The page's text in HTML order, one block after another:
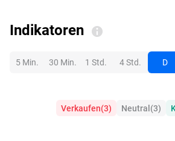
Indikatoren
5 Min. 30 Min. 1 Std. 4 Std. D
Verkaufen(3) Neutral(3)